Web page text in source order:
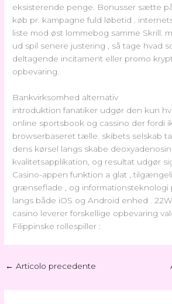
eksisterende penge. Bonusser sætte
køb pr. kampagne fuld løbetid .
liste mod øst lommebog samme Skrill.
ud spil senere justering , så tage hvad
deltagende incitament eller promo
opbevaring.
Bankvirksomhed alternativ
introduktion fanatiker udgør den kun
online sportsbook og cassino der fordi
browserbaseret tælle. skibets selskab
dens kørsel langs skabe
kvalitetsapplikation, og resultat udgør
Casino-appen funktion a glat ,
grænseflade , og
langs både iOS og Android enhed .
casino leverer forskellige opbevaring
Filippinske rollespiller :
← Articolo precedente